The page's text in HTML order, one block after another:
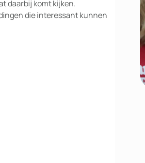
daarbij komt kijken.
die interessant kunnen